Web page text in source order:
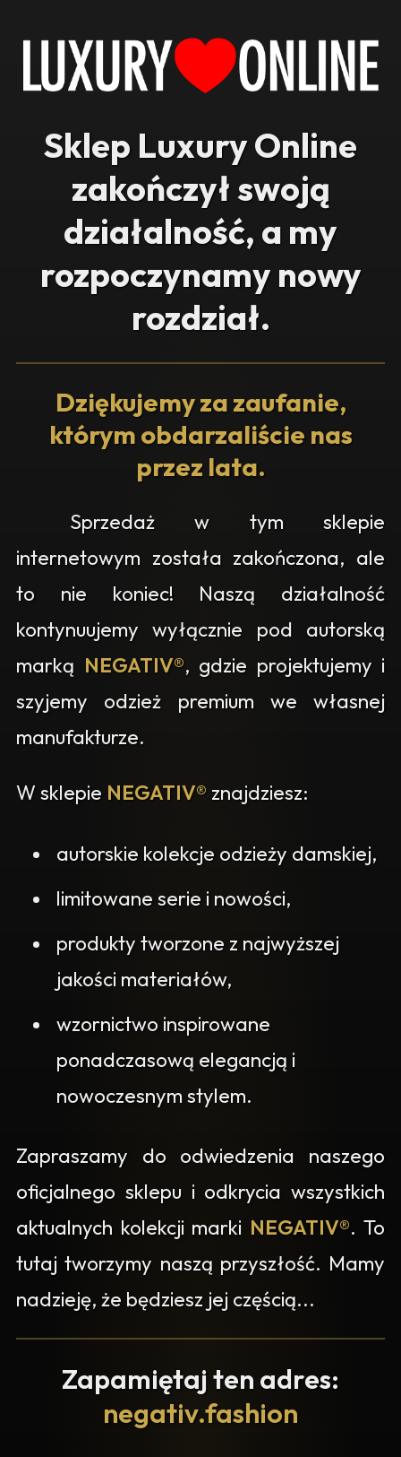
Sklep Luxury Online
zakończył swoją
działalność, a my
rozpoczynamy nowy
rozdział.
Dziękujemy za zaufanie,
którym obdarzaliście nas
przez lata.
Sprzedaż w tym sklepie
internetowym została zakończona, ale
to nie koniec! Naszą działalność
kontynuujemy wyłącznie pod autorską
marką NEGATIV®, gdzie projektujemy i
szyjemy odzież premium we własnej
manufakturze.
W sklepie NEGATIV® znajdziesz:
autorskie kolekcje odzieży damskiej,
limitowane serie i nowości,
produkty tworzone z najwyższej
jakości materiałów,
wzornictwo inspirowane
ponadczasową elegancją i
nowoczesnym stylem.
Zapraszamy do odwiedzenia naszego
oficjalnego sklepu i odkrycia wszystkich
aktualnych kolekcji marki NEGATIV®. To
tutaj tworzymy naszą przyszłość. Mamy
nadzieję, że będziesz jej częścią...
Zapamiętaj ten adres:
negativ.fashion